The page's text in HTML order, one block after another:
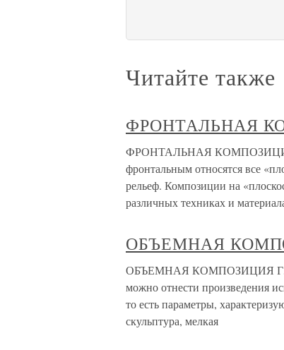
Читайте также
ФРОНТАЛЬНАЯ
ФРОНТАЛЬНАЯ КОМПОЗИЦИЯ
фронтальным относятся все
рельеф. Композиции на
различных техниках и
ОБЪЕМНАЯ
ОБЪЕМНАЯ КОМПОЗИЦИЯ Г.
можно отнести произведения
то есть параметры,
скульптура, мелкая